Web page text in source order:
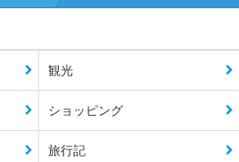
観光
ショッピング
旅行記